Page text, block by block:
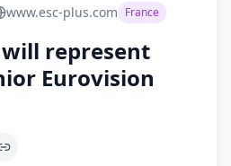
www.esc-plus.com France
represent
Eurovision